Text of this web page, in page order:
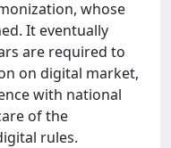
whose
It eventually
are required to
on digital market,
with national
of the
rules.